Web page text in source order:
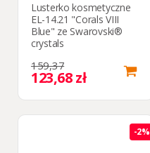
Lusterko kosmetyczne
EL-14.21 "Corals VIII
Blue" ze Swarovski®
crystals
159,37
123,68 zł
-2%